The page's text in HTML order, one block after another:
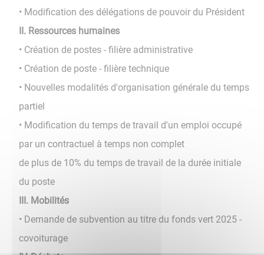
• Modification des délégations de pouvoir du Président
II. Ressources humaines
• Création de postes - filière administrative
• Création de poste - filière technique
• Nouvelles modalités d'organisation générale du temps
partiel
• Modification du temps de travail d'un emploi occupé
par un contractuel à temps non complet
de plus de 10% du temps de travail de la durée initiale
du poste
III. Mobilités
• Demande de subvention au titre du fonds vert 2025 -
covoiturage